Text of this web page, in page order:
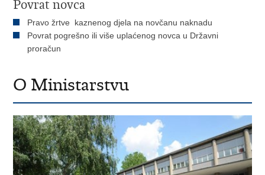
Povrat novca
Pravo žrtve kaznenog djela na novčanu naknadu
Povrat pogrešno ili više uplaćenog novca u Državni
proračun
O Ministarstvu